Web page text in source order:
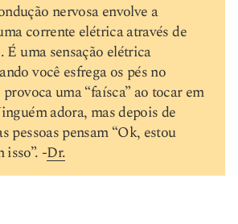
nervosa envolve a
corrente elétrica através de
É uma sensação elétrica
você esfrega os pés no
uma “faísca” ao tocar em
adora, mas depois de
pessoas pensam “Ok, estou
isso”. -Dr.